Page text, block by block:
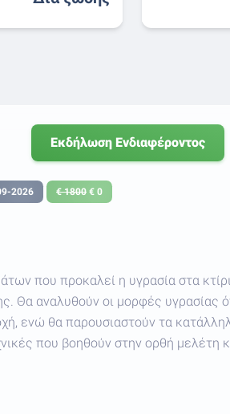
Εκδήλωση Ενδιαφέροντος
2026 € 1800 € 0
που προκαλεί η υγρασία στα
Θα αναλυθούν οι μορφές
ενώ θα παρουσιαστούν τα
που βοηθούν στην ορθή